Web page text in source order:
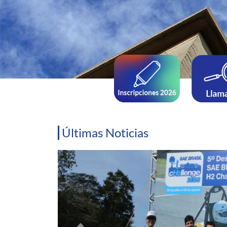
Últimas Noticias